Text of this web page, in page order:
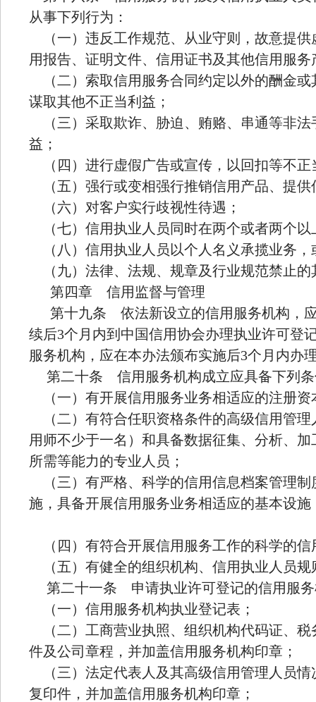
从事下列行为：
（一）违反工作规范、从业守则，故意提供
用报告、证明文件、信用证书及其他信用服务
（二）索取信用服务合同约定以外的酬金或
谋取其他不正当利益；
（三）采取欺诈、胁迫、贿赂、串通等非法
益；
（四）进行虚假广告或宣传，以回扣等不
（五）强行或变相强行推销信用产品、提供
（六）对客户实行歧视性待遇；
（七）信用执业人员同时在两个或者两个以
（八）信用执业人员以个人名义承揽业务，
（九）法律、法规、规章及行业规范禁止的
第四章 信用监督与管理
第十九条 依法新设立的信用服务机构，应
续后3个月内到中国信用协会办理执业许可登
服务机构，应在本办法颁布实施后3个月内办
第二十条 信用服务机构成立应具备下列条
（一）有开展信用服务业务相适应的注册资
（二）有符合任职资格条件的高级信用管理
用师不少于一名）和具备数据征集、分析、
所需等能力的专业人员；
（三）有严格、科学的信用信息档案管理制
施，具备开展信用服务业务相适应的基本设施
（四）有符合开展信用服务工作的科学的信
（五）有健全的组织机构、信用执业人员规
第二十一条 申请执业许可登记的信用服务
（一）信用服务机构执业登记表；
（二）工商营业执照、组织机构代码证、税
件及公司章程，并加盖信用服务机构印章；
（三）法定代表人及其高级信用管理人员情
复印件，并加盖信用服务机构印章；